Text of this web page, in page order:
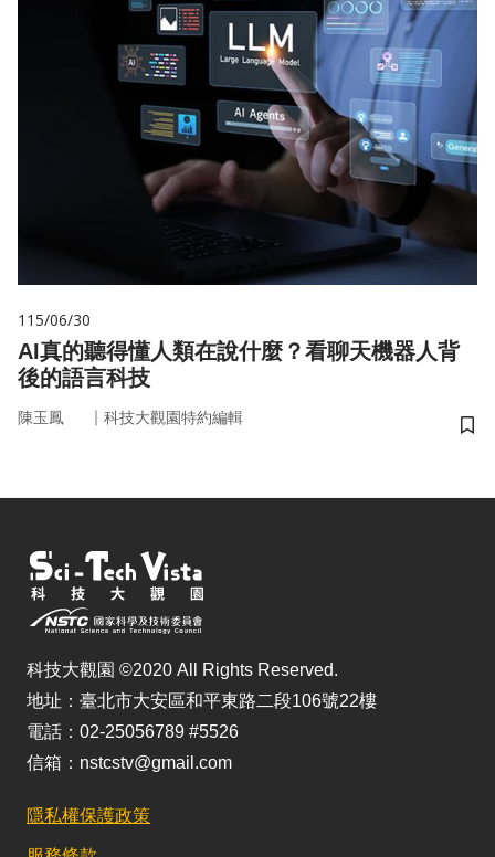
115/06/30
AI真的聽得懂人類在說什麼？看聊天機器人背
後的語言科技
陳玉鳳 ｜ 科技大觀園特約編輯
儲
科技大觀園 ©2020 All Rights Reserved.
地址：臺北市大安區和平東路二段106號22樓
電話：02-25056789 #5526
信箱：nstcstv@gmail.com
隱私權保護政策